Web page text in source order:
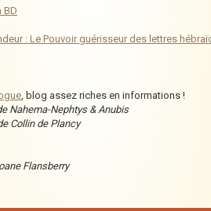
BD
: Le Pouvoir guérisseur des lettres
, blog assez riches en informations !
Nahema-Nephtys & Anubis
Collin de Plancy
Flansberry